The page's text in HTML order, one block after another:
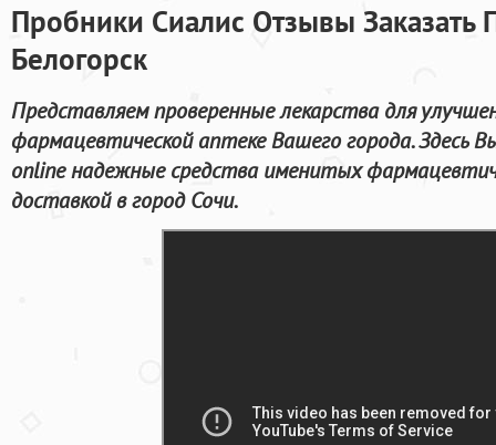
Пробники Сиалис Отзывы Заказать
Белогорск
Представляем проверенные лекарства для
фармацевтической аптеке Вашего города. Здесь
online надежные средства именитых
доставкой в город Сочи.